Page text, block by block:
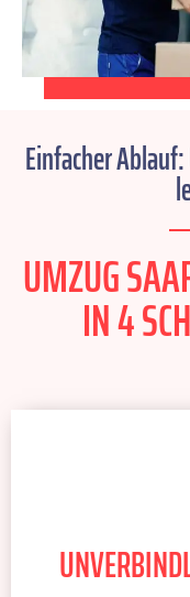
Einfacher
UMZUG
IN 4